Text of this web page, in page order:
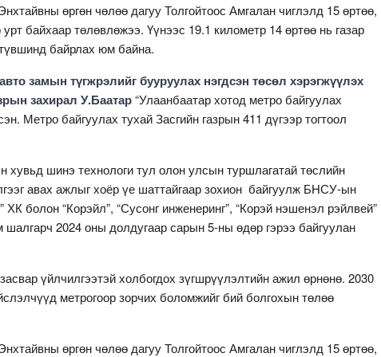
өргөн чөлөө дагуу Толгойтоос Амгалан чиглэлд 15 өртөө,
байхаар төлөвлөжээ. Үүнээс 19.1 километр 14 өртөө нь газар
байрлах юм байна.
замын түгжрэлийг бууруулах нэгдсэн төсөл хэрэгжүүлэх
захирал У.Баатар“Улаанбаатар хотод метро байгуулах
Метро байгуулах тухай Засгийн газрын 411 дүгээр тогтоол
шинэ технологи тул олон улсын туршлагатай төслийн
авах ажлыг хоёр үе шаттайгаар зохион байгуулж БНСУ-ын
ХК болон “Корэйл”, “Сусонг инженеринг”, “Корэй нэшенэл рэйлвей”
шалгарч 2024 оны долдугаар сарын 5-ны өдөр гэрээ байгуулан
үйлчилгээтэй холбогдох зүгшрүүлэлтийн ажил өрнөнө. 2030
метрогоор зорчих боломжийг бий болгохын төлөө
өргөн чөлөө дагуу Толгойтоос Амгалан чиглэлд 15 өртөө,